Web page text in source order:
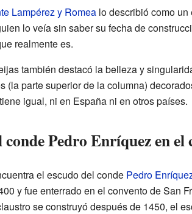
Lampérez y Romealo describió como un
lo veía sin saber su fecha de
realmente es.
también destacó la belleza y
(la parte superior de la columna)
igual, ni en España ni en otros países.
conde Pedro Enríquez en el
el escudo del conde Pedro
y fue enterrado en el convento de San
se construyó después de 1450, el